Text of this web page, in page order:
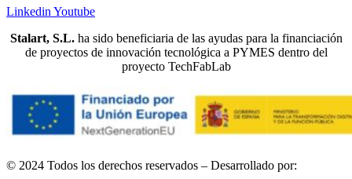
Linkedin Youtube
Stalart, S.L.ha sido beneficiaria de las ayudas para la financiación
de proyectos de innovación tecnológica a PYMES dentro del
proyecto TechFabLab
© 2024 Todos los derechos reservados – Desarrollado por: